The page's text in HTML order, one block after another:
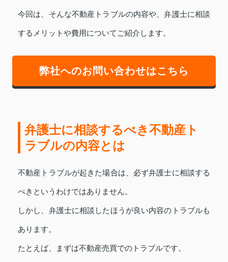
今回は、そんな不動産トラブルの内容や、弁護士に相談
するメリットや費用についてご紹介します。
弊社へのお問い合わせはこちら
弁護士に相談するべき不動産ト
ラブルの内容とは
不動産トラブルが起きた場合は、必ず弁護士に相談する
べきというわけではありません。
しかし、弁護士に相談したほうが良い内容のトラブルも
あります。
たとえば、まずは不動産売買でのトラブルです。